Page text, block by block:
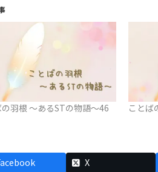
の羽根 ～あるSTの物語～46 ことば
X